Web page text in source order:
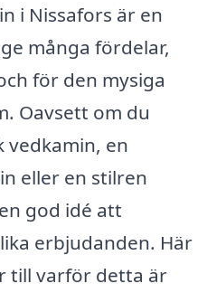
i Nissafors är en
många fördelar,
för den mysiga
Oavsett om du
vedkamin, en
eller en stilren
god idé att
erbjudanden. Här
till varför detta är